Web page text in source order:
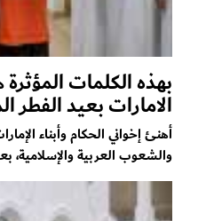
بهذه الكلمات
الامارات بعيد الفطر
أهنئ إخواني الحكام وأبناء
والشعوب العربية والإسلامية،